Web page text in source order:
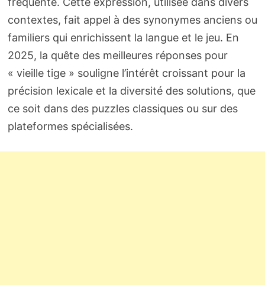
contextes, fait appel à des synonymes anciens ou
familiers qui enrichissent la langue et le jeu. En
2025, la quête des meilleures réponses pour
« vieille tige » souligne l’intérêt croissant pour la
précision lexicale et la diversité des solutions, que
ce soit dans des puzzles classiques ou sur des
plateformes spécialisées.